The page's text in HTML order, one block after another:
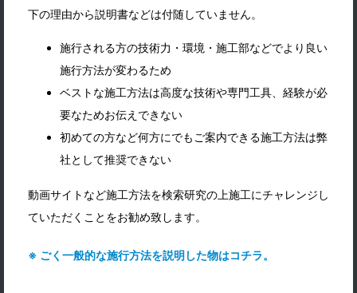
下の理由から説明書などは付随していません。
施行される方の技術力・環境・施工部などでより良い
施行方法が変わるため
ベストな施工方法は高度な技術や専門工具、経験が必
要なためお伝えできない
初めての方など何方にでもご案内できる施工方法は弊
社として推奨できない
動画サイトなど施工方法を検索研究の上施工にチャレンジし
ていただくことをお勧め致します。
※ ごく一般的な施行方法を説明した物はコチラ。